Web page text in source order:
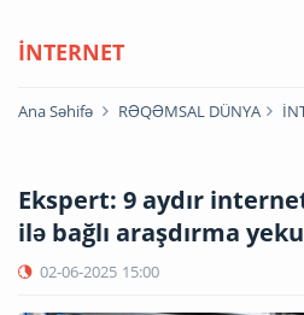
İNTERNET
Ana Səhifə RƏQƏMSAL DÜNYA
Ekspert: 9 aydır
ilə bağlı araşdırma
02-06-2025 15:00